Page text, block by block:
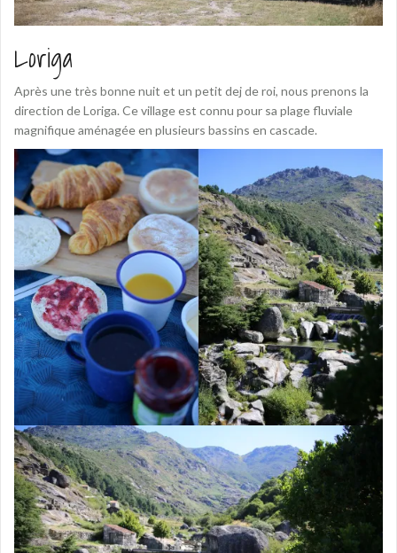
Loriga
Après une très bonne nuit et un petit dej de roi, nous prenons la
direction de Loriga. Ce village est connu pour sa plage fluviale
magnifique aménagée en plusieurs bassins en cascade.